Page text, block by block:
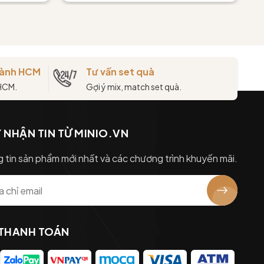
HCM Tư vấn set quà
Gợi ý mix, match set quà.
NHẬN TIN TỪ MINIO.VN
tin sản phẩm mới nhất và các chương trình khuyến mãi.
TOÁN